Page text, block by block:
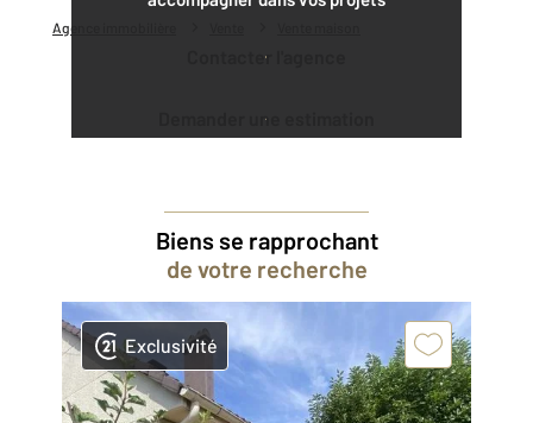
Agence immobilière
Contacter l'agence
Demander une estimation
Biens se rapprochant
de votre recherche
Exclusivité